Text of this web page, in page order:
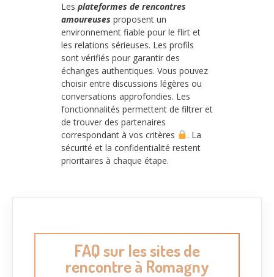
Les plateformes de rencontres
amoureuses proposent un
environnement fiable pour le flirt et
les relations sérieuses. Les profils
sont vérifiés pour garantir des
échanges authentiques. Vous pouvez
choisir entre discussions légères ou
conversations approfondies. Les
fonctionnalités permettent de filtrer et
de trouver des partenaires
correspondant à vos critères
. La
sécurité et la confidentialité restent
prioritaires à chaque étape.
FAQ sur les sites de
rencontre à Romagny